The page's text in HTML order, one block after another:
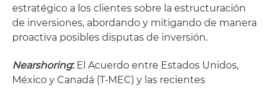
estratégico a los clientes sobre la estructuración
de inversiones, abordando y mitigando de manera
proactiva posibles disputas de inversión.
Nearshoring:El Acuerdo entre Estados Unidos,
México y Canadá (T-MEC) y las recientes